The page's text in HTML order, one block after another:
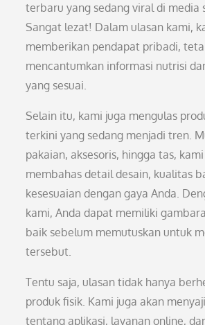
terbaru yang sedang viral di media
Sangat lezat! Dalam ulasan kami,
memberikan pendapat pribadi,
mencantumkan informasi nutrisi
yang sesuai.
Selain itu, kami juga mengulas
terkini yang sedang menjadi tren.
pakaian, aksesoris, hingga tas,
membahas detail desain, kualitas
kesesuaian dengan gaya Anda.
kami, Anda dapat memiliki
baik sebelum memutuskan untuk
tersebut.
Tentu saja, ulasan tidak hanya
produk fisik. Kami juga akan
tentang aplikasi, layanan online,